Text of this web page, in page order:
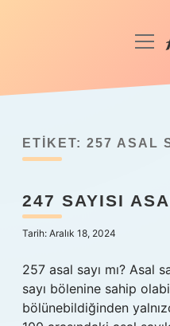
Anasayfa
Yasal Uyarı
Hakkımızda
ETIKET: 257 ASAL
247 SAYISI
Tarih: Aralık 18, 2024
257 asal sayı mı? Asal
sayı bölenine sahip
bölünebildiğinden